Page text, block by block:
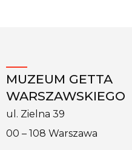
MUZEUM GETTA
WARSZAWSKIEGO
ul. Zielna 39
00 – 108 Warszawa